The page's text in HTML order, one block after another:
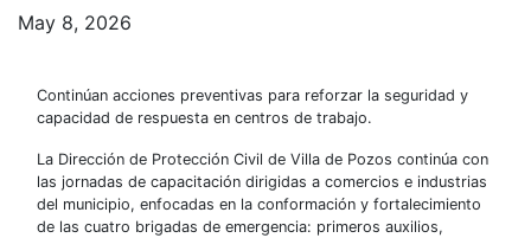
May 8, 2026
Continúan acciones preventivas para reforzar la seguridad y
capacidad de respuesta en centros de trabajo.
La Dirección de Protección Civil de Villa de Pozos continúa con
las jornadas de capacitación dirigidas a comercios e industrias
del municipio, enfocadas en la conformación y fortalecimiento
de las cuatro brigadas de emergencia: primeros auxilios,